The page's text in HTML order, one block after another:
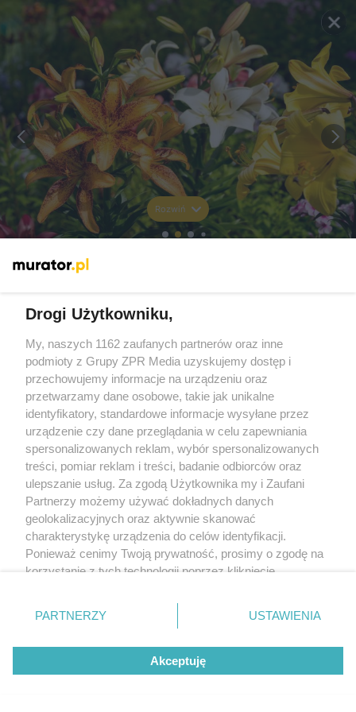
Rozwiń
Drogi Użytkowniku,
My, naszych 1162 zaufanych partnerów oraz inne
podmioty z Grupy ZPR Media uzyskujemy dostęp i
przechowujemy informacje na urządzeniu oraz
przetwarzamy dane osobowe, takie jak unikalne
identyfikatory, standardowe informacje wysyłane przez
urządzenie czy dane przeglądania w celu zapewniania
spersonalizowanych reklam, wybór spersonalizowanych
treści, pomiar reklam i treści, badanie odbiorców oraz
ulepszanie usług. Za zgodą Użytkownika my i Zaufani
Partnerzy możemy używać dokładnych danych
geolokalizacyjnych oraz aktywnie skanować
charakterystykę urządzenia do celów identyfikacji.
Ponieważ cenimy Twoją prywatność, prosimy o zgodę na
korzystanie z tych technologii poprzez kliknięcie
zmienić/wycofać klikając przycisk ustawień prywatności
znajdujący się w lewym dolnym rogu strony
rodzaje przetwarzania danych nie wymagają zgody
użytkownika, ale masz prawo sprzeciwić się takiemu
przetwarzaniu. Preferencje będą miały zastosowanie tylko
PARTNERZY USTAWIENIA
Akceptuję